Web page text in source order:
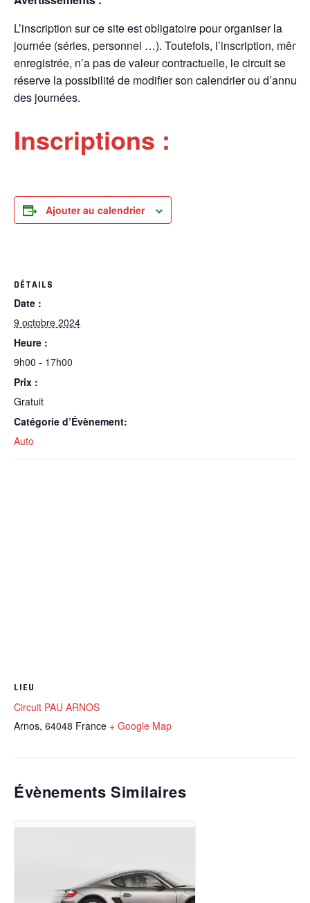
L’inscription sur ce site est obligatoire pour organiser la
journée (séries, personnel …). Toutefois, l’inscription, même
enregistrée, n’a pas de valeur contractuelle, le circuit se
réserve la possibilité de modifier son calendrier ou d’annuler
des journées.
Inscriptions :
Ajouter au calendrier
DÉTAILS
Date :
9 octobre 2024
Heure :
9h00 - 17h00
Prix :
Gratuit
Catégorie d’Évènement:
Auto
LIEU
Circuit PAU ARNOS
Arnos, 64048 France + Google Map
Évènements Similaires